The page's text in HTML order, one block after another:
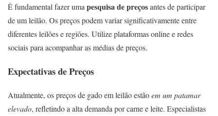
É fundamental fazer umapesquisa de preçosantes de participar
de um leilão. Os preços podem variar significativamente entre
diferentes leilões e regiões. Utilize plataformas online e redes
sociais para acompanhar as médias de preços.
Expectativas de Preços
Atualmente, os preços de gado em leilão estãoem um patamar
elevado, refletindo a alta demanda por carne e leite. Especialistas